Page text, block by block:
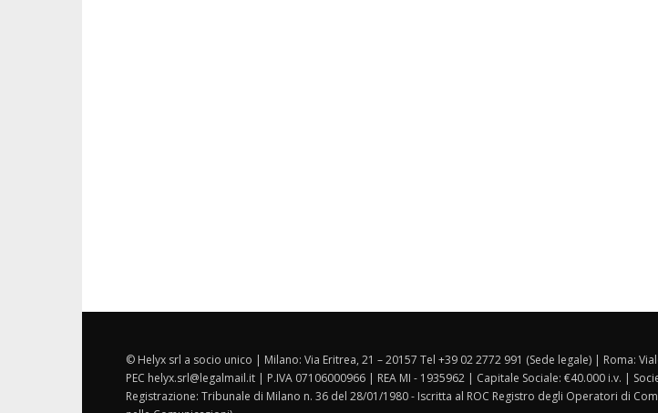
© Helyx srl a socio unico | Milano: Via Eritrea, 21 – 20157 Tel +39 02 2772 991 (Sede legale) | Roma:
PEC helyx.srl@legalmail.it | P.IVA 07106000966 | REA MI - 1935962 | Capitale Sociale: €40.000 i.v. |
Registrazione: Tribunale di Milano n. 36 del 28/01/1980 - Iscritta al ROC Registro degli Operatori di